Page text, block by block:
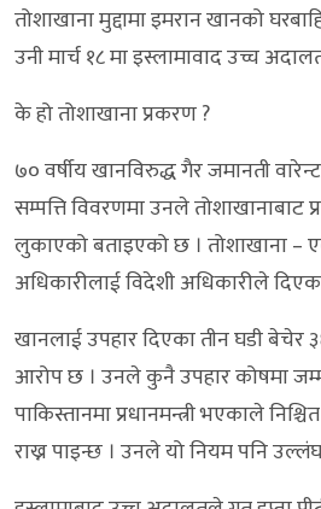
तोशाखाना मुद्दामा इमरान खानको
उनी मार्च १८ मा इस्लामावाद उच्च
के हो तोशाखाना प्रकरण ?
७० वर्षीय खानविरुद्ध गैर जमानती
सम्पत्ति विवरणमा उनले तोशाखानाबाट
लुकाएको बताइएको छ । तोशाखाना –
अधिकारीलाई विदेशी अधिकारीले
खानलाई उपहार दिएका तीन घडी
आरोप छ । उनले कुनै उपहार कोषमा
पाकिस्तानमा प्रधानमन्त्री भएकाले
राख्न पाइन्छ । उनले यो नियम पनि